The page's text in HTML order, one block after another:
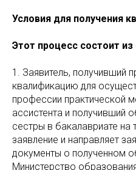
Условия для получения
Этот процесс состоит
1. Заявитель, получивший
квалификацию для
профессии практической
ассистента и получивший
сестры в бакалавриате на
заявление и направляет
документы о полученном
Министерство